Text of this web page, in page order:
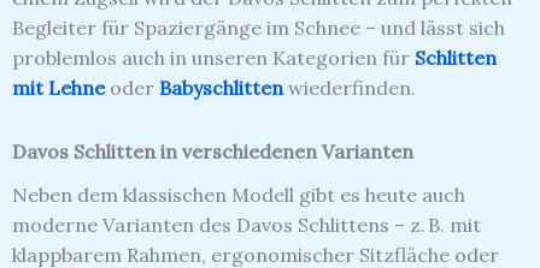
Begleiter für Spaziergänge im Schnee – und lässt sich
problemlos auch in unseren Kategorien für Schlitten
mit Lehneoder Babyschlitten wiederfinden.
Davos Schlitten in verschiedenen Varianten
Neben dem klassischen Modell gibt es heute auch
moderne Varianten des Davos Schlittens – z. B. mit
klappbarem Rahmen, ergonomischer Sitzfläche oder